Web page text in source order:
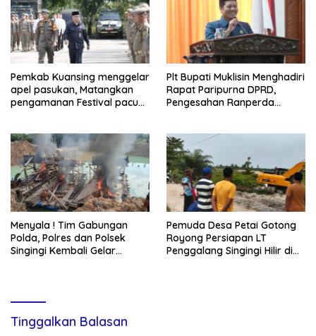
Pemkab Kuansing menggelar
apel pasukan, Matangkan
pengamanan Festival pacu
Plt Bupati Muklisin Menghadiri
Rapat Paripurna DPRD,
Pengesahan Ranperda
Menyala ! Tim Gabungan
Polda, Polres dan Polsek
Singingi Kembali Gelar
Pemuda Desa Petai Gotong
Royong Persiapan LT
Penggalang Singingi Hilir di
Tinggalkan Balasan